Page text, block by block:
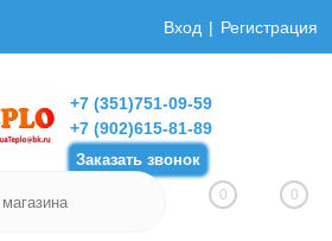
Вход Регистрация
+7 (351)751-09-59
+7 (902)615-81-89
Заказать звонок
0 0